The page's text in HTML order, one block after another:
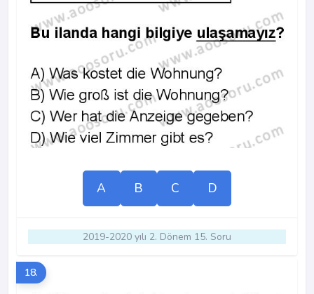
A B C D
2019-2020 yılı 2. Dönem 15. Soru
18.